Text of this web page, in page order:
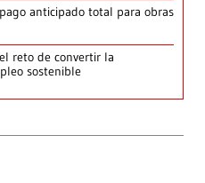
anticipado total para obras
reto de convertir la
sostenible